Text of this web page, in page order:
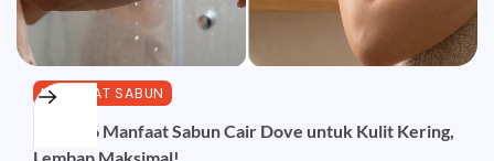
MANFAAT SABUN
Inilah 16 Manfaat Sabun Cair Dove untuk Kulit Kering,